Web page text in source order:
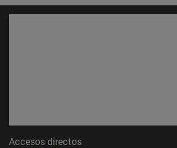
Accesos directos